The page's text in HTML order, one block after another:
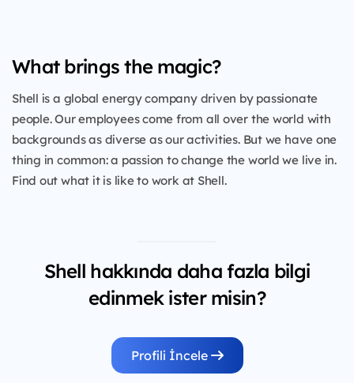
What brings the magic?
Shell is a global energy company driven by passionate
people. Our employees come from all over the world with
backgrounds as diverse as our activities. But we have one
thing in common: a passion to change the world we live in.
Find out what it is like to work at Shell.
Shell hakkında daha fazla bilgi
edinmek ister misin?
Profili İncele